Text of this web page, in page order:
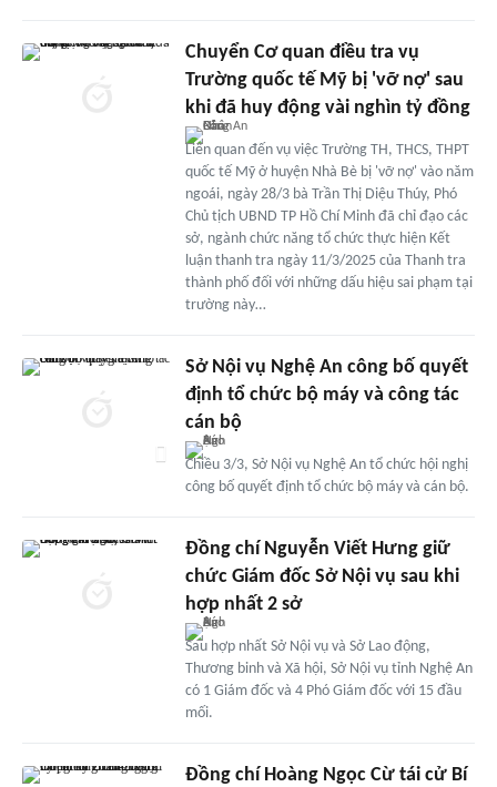
Chuyển Cơ quan điều tra vụ
Trường quốc tế Mỹ bị 'vỡ nợ' sau
khi đã huy động vài nghìn tỷ đồng
Liên quan đến vụ việc Trường TH, THCS, THPT
quốc tế Mỹ ở huyện Nhà Bè bị 'vỡ nợ' vào năm
ngoái, ngày 28/3 bà Trần Thị Diệu Thúy, Phó
Chủ tịch UBND TP Hồ Chí Minh đã chỉ đạo các
sở, ngành chức năng tổ chức thực hiện Kết
luận thanh tra ngày 11/3/2025 của Thanh tra
thành phố đối với những dấu hiệu sai phạm tại
trường này…
Sở Nội vụ Nghệ An công bố quyết
định tổ chức bộ máy và công tác
cán bộ
Chiều 3/3, Sở Nội vụ Nghệ An tổ chức hội nghị
công bố quyết định tổ chức bộ máy và cán bộ.
Đồng chí Nguyễn Viết Hưng giữ
chức Giám đốc Sở Nội vụ sau khi
hợp nhất 2 sở
Sau hợp nhất Sở Nội vụ và Sở Lao động,
Thương binh và Xã hội, Sở Nội vụ tỉnh Nghệ An
có 1 Giám đốc và 4 Phó Giám đốc với 15 đầu
mối.
Đồng chí Hoàng Ngọc Cừ tái cử Bí